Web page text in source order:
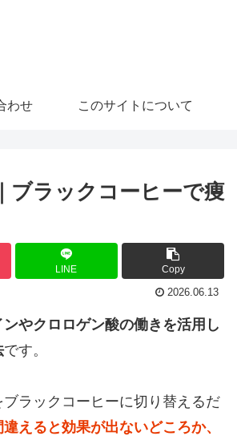
わせ このサイトについて
ブラックコーヒーで痩
LINE Copy
2026.06.13
やクロロゲン酸の働きを活用し
です。
ラックコーヒーに切り替えるだ
えると効果が出ないどころか、